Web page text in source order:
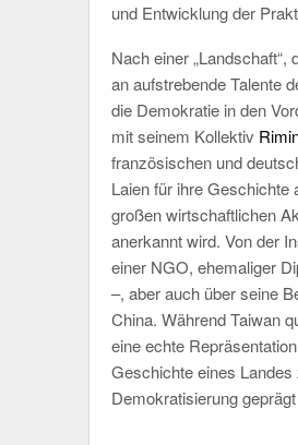
und Entwicklung der
Nach einer
an aufstrebende Talente
die Demokratie in den
mit seinem Kollektiv
französischen und
Laien für ihre Geschichte
großen wirtschaftlichen
anerkannt wird. Von der
einer NGO, ehemaliger
–, aber auch über seine
China. Während Taiwan
eine echte
Geschichte eines
Demokratisierung